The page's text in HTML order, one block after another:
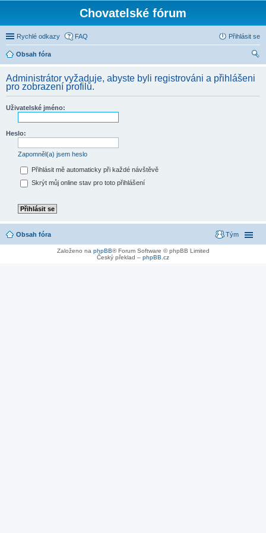
Chovatelské fórum
Rychlé odkazy FAQ Přihlásit se
Obsah fóra
Administrátor vyžaduje, abyste byli registrováni a přihlášeni
pro zobrazení profilů.
Uživatelské jméno:
Heslo:
Zapomněl(a) jsem heslo
Přihlásit mě automaticky při každé návštěvě
Skrýt můj online stav pro toto přihlášení
Obsah fóra Tým
Založeno na phpBB® Forum Software © phpBB Limited
Český překlad – phpBB.cz